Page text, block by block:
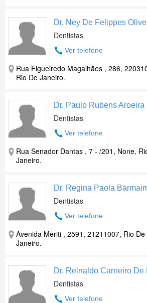
Dr. Ney De Felippes
Dentistas
Ver telefone
Rua Figueiredo Magalhães , 286,
Rio De Janeiro.
Dr. Paulo Rubens Aroeira
Dentistas
Ver telefone
Rua Senador Dantas , 7 - /201, None,
Janeiro.
Dr. Regina Paola
Dentistas
Ver telefone
Avenida Meriti , 2591, 21211007, Rio
Janeiro.
Dr. Reinaldo Carneiro De
Dentistas
Ver telefone